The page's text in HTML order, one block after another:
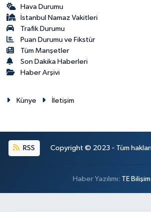
Hava Durumu
İstanbul Namaz Vakitleri
Trafik Durumu
Puan Durumu ve Fikstür
Tüm Manşetler
Son Dakika Haberleri
Haber Arşivi
Künye İletişim
RSS Copyright © 2023 - Tüm hakları
Haber Yazılımı: TE Bilişim